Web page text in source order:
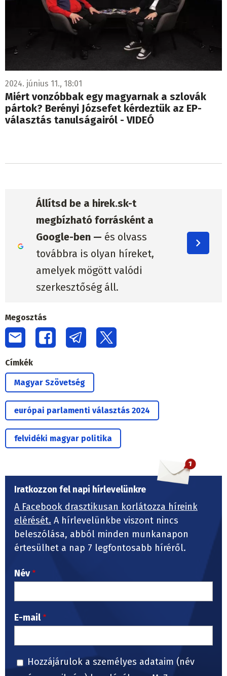
2024. június 11., 18:01
Miért vonzóbbak egy magyarnak a szlovák
pártok? Berényi Józsefet kérdeztük az EP-
választás tanulságairól - VIDEÓ
Állítsd be a hirek.sk-t
megbízható forrásként a
Google-ben — és olvass
továbbra is olyan híreket,
amelyek mögött valódi
szerkesztőség áll.
Megosztás
Címkék
Magyar Szövetség
európai parlamenti választás 2024
felvidéki magyar politika
Iratkozzon fel napi hírlevelünkre
A Facebook drasztikusan korlátozza híreink
elérését. A hírlevelünkbe viszont nincs
beleszólása, abból minden munkanapon
értesülhet a nap 7 legfontosabb híréről.
Név
E-mail
Hozzájárulok a személyes adataim (név